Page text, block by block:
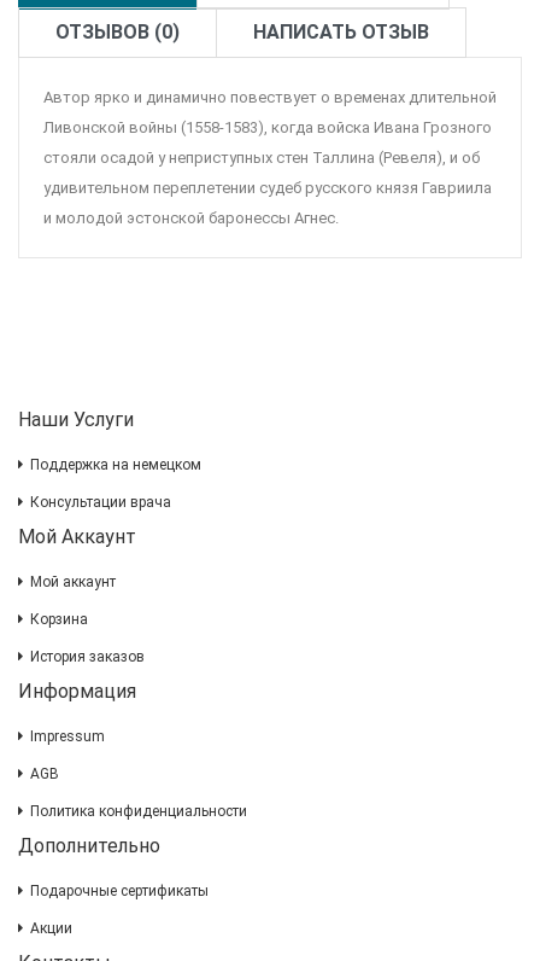
ОТЗЫВОВ (0) НАПИСАТЬ ОТЗЫВ
Автор ярко и динамично повествует о временах длительной
Ливонской войны (1558-1583), когда войска Ивана Грозного
стояли осадой у неприступных стен Таллина (Ревеля), и об
удивительном переплетении судеб русского князя Гавриила
и молодой эстонской баронессы Агнес.
Наши Услуги
Поддержка на немецком
Консультации врача
Мой Аккаунт
Мой аккаунт
Корзина
История заказов
Информация
Impressum
AGB
Политика конфиденциальности
Дополнительно
Подарочные сертификаты
Акции